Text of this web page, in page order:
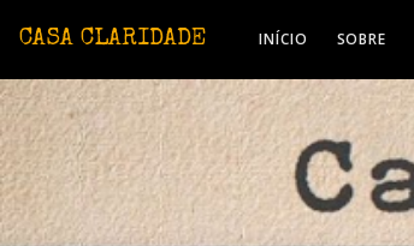
CASA CLARIDADE INÍCIO SOBRE